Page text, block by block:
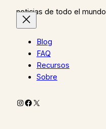
noticias de todo el mundo
Blog
FAQ
Recursos
Sobre
Instagram
Facebook
X